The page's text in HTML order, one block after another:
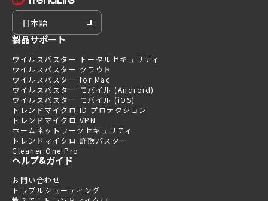
日本語
製品サポート
ウイルスバスター トータルセキュリティ
ウイルスバスター クラウド
ウイルスバスター for Mac
ウイルスバスター モバイル (Android)
ウイルスバスター モバイル (iOS)
トレンドマイクロ ID プロテクション
トレンドマイクロ VPN
ホームネットワークセキュリティ
トレンドマイクロ 詐欺バスター
Cleaner One Pro
ヘルプ&ガイド
お問い合わせ
トラブルシューティング